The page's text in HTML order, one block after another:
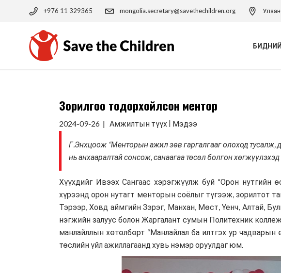
+976 11 329365 mongolia.secretary@savethechildren.org
Холбоо
Зорилгоо тодорхойлсон ментор
2024-09-26 Амжилтын түүх | Мэдээ
Г.Энхцоож “Менторын ажил зөв гаргалгааг олоход
нь анхааралтай сонсож, санаагаа төсөл болгон
Хүүхдийг Ивээх Сангаас хэрэгжүүлж буй “Орон нутгийн
хүрээнд орон нутагт менторын соёлыг түгээж, зорилтот
Тэрээр, Ховд аймгийн Зэрэг, Манхан, Мөст, Үенч, Алтай,
нэгжийн залуус болон Жаргалант сумын Политехник
манлайллын хөтөлбөрт “Манлайлал ба илтгэх ур
төслийн үйл ажиллагаанд хувь нэмэр оруулдаг юм.